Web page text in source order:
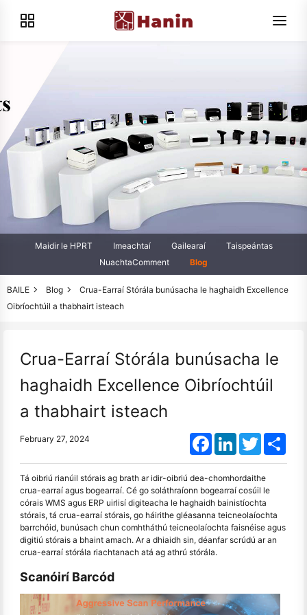
Maidir le HPRT Imeachtaí Gailearaí
Taispeántas
NuachtaComment
Blog
BAILE Blog
Crua-Earraí Stórála bunúsacha le haghaidh Excellence
Oibríochtúil a thabhairt isteach
Crua-Earraí Stórála bunúsacha le
haghaidh Excellence Oibríochtúil
a thabhairt isteach
February 27, 2024 FacebookLinkedInTwitter
Tá oibriú rianúil stórais ag brath ar idir-oibriú dea-chomhordaithe
crua-earraí agus bogearraí. Cé go soláthraíonn bogearraí cosúil le
córais WMS agus ERP uirlisí digiteacha le haghaidh bainistíochta
stórais, tá crua-earraí stórais, go háirithe gléasanna teicneolaíochta
barrchóid, bunúsach chun comhtháthú teicneolaíochta faisnéise agus
digitiú stórais a bhaint amach. Ar a dhiaidh sin, déanfar scrúdú ar an
crua-earraí stórála riachtanach atá ag athrú stórála.
Scanóirí Barcód